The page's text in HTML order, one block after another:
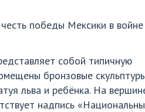
победы Мексики в войне
собой типичную
бронзовые
льва и ребёнка. На
надпись